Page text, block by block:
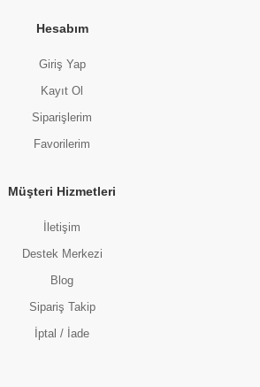
Hesabım
Giriş Yap
Kayıt Ol
Siparişlerim
Favorilerim
Müşteri Hizmetleri
İletişim
Destek Merkezi
Blog
Sipariş Takip
İptal / İade